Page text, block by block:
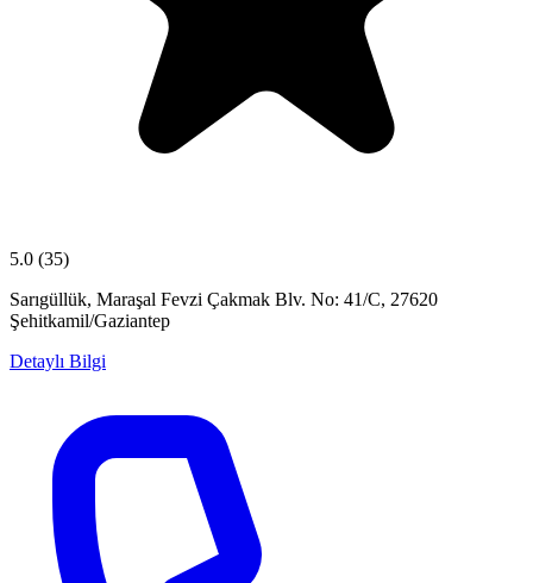
5.0 (35)
Sarıgüllük, Maraşal Fevzi Çakmak Blv. No: 41/C, 27620
Şehitkamil/Gaziantep
Detaylı Bilgi